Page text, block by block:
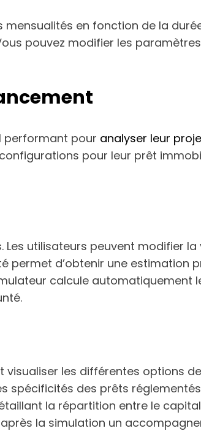
en fonction de la
pouvez modifier les
performant pour analyser leur
pour leur prêt
utilisateurs peuvent modifier la
permet d’obtenir une estimation
calcule automatiquement
visualiser les différentes options
spécificités des prêts
la répartition entre le
la simulation un